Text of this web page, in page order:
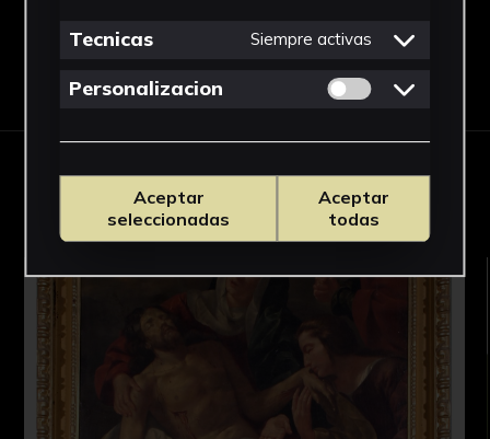
OBRAS RELACIONADAS
Tecnicas Siempre activas
Personalizacion Permitir cookies
Aceptar
seleccionadas
Aceptar
todas